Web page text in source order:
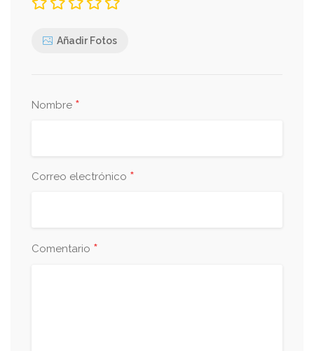
Añadir Fotos
Nombre *
Correo electrónico *
Comentario *